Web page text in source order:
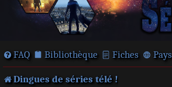
FAQ Bibliothèque Fiches Pays
Dingues de séries télé !